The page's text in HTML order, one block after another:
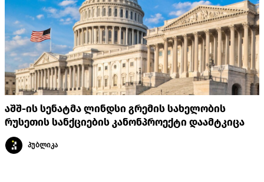
აშშ-ის სენატმა ლინდსი გრემის სახელობის
რუსეთის სანქციების კანონპროექტი დაამტკიცა
პუბლიკა